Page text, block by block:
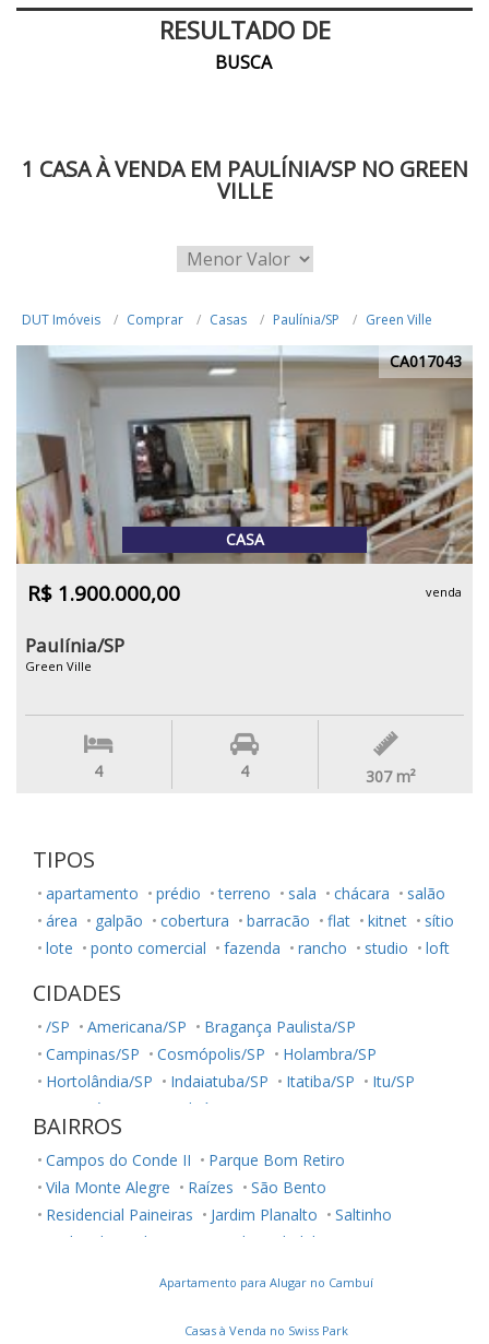
RESULTADO DE
BUSCA
1 CASA À VENDA EM PAULÍNIA/SP NO GREEN
VILLE
DUT Imóveis Comprar Casas Paulínia/SP Green Ville
CA017043
CASA
R$ 1.900.000,00 venda
Paulínia/SP
Green Ville
4 4 307 m²
TIPOS
apartamento prédio terreno sala chácara
salão
área
galpão cobertura barracão flat kitnet
sítio
lote
ponto comercial fazenda rancho studio loft
CIDADES
/SP Americana/SP
Bragança Paulista/SP
Campinas/SP
Cosmópolis/SP
Holambra/SP
Hortolândia/SP
Indaiatuba/SP Itatiba/SP
Itu/SP
Jaguariúna/SP
Jundiaí/SP
Morungaba/SP
Salto/SP
Santa Bárbara D'Oeste/SP
Serra Negra/SP
Sorocaba/SP
Sumaré/SP Ubatuba/SP
Vinhedo/SP
Votuporanga/SP
BAIRROS
Campos do Conde II
Parque Bom Retiro
Vila Monte Alegre
Raízes
São Bento
Residencial Paineiras
Jardim Planalto
Saltinho
Jardim dos Calegaris
Residencial Club Portinari
Parque Brasil 500
Chácara Nossa Senhora Auxiliadora
Campos do Conde I
Apartamento para Alugar no Cambuí
Casas à Venda no Swiss Park